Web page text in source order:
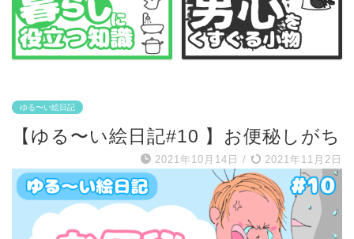
ゆる〜い絵日記
【ゆる〜い絵日記#10 】お便秘しがち
2021年10月14日 / 2021年11月2日